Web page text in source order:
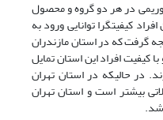
در هر دو گروه و محصول
کیفیت­گرا توانایی ورود به
گرفت که در استان مازندران
افراد این استان تمایل
در حالی­که در استان تهران
بیشتر است و استان تهران